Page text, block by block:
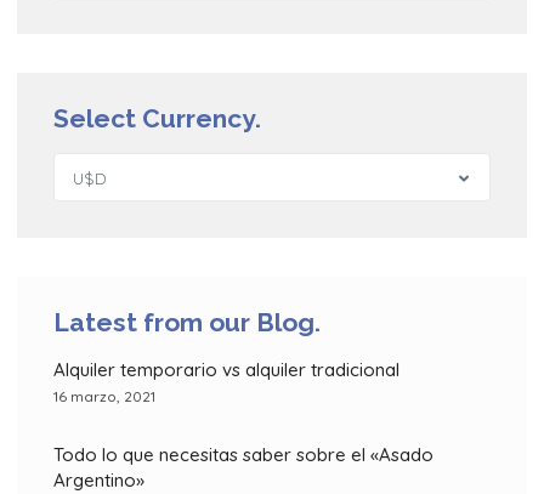
Select Currency.
U$D
Latest from our Blog.
Alquiler temporario vs alquiler tradicional
16 marzo, 2021
Todo lo que necesitas saber sobre el «Asado
Argentino»